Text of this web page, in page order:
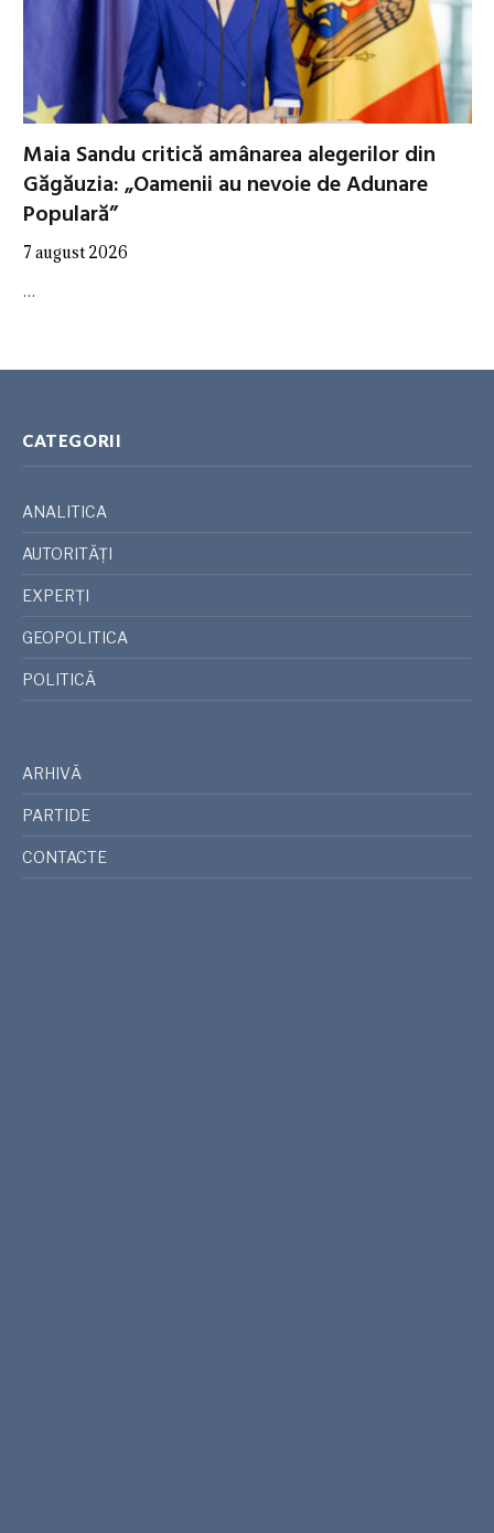
Maia Sandu critică amânarea alegerilor din
Găgăuzia: „Oamenii au nevoie de Adunare
Populară”
7 august 2026
…
CATEGORII
ANALITICA
AUTORITĂȚI
EXPERȚI
GEOPOLITICA
POLITICĂ
ARHIVĂ
PARTIDE
CONTACTE